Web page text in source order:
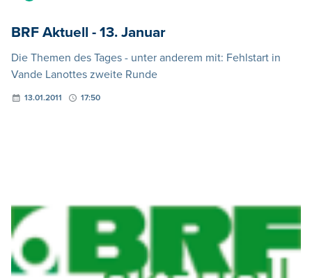
BRF Aktuell - 13. Januar
Die Themen des Tages - unter anderem mit: Fehlstart in
Vande Lanottes zweite Runde
13.01.2011 17:50